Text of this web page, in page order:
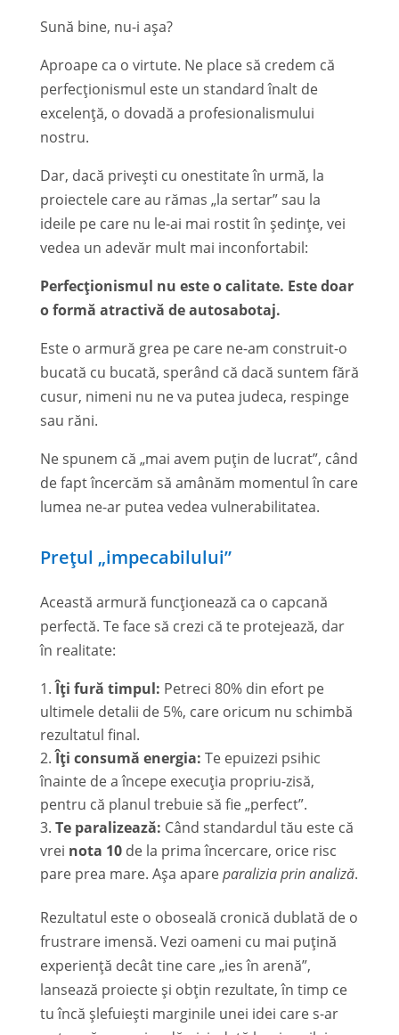
Sună bine, nu-i așa?
Aproape ca o virtute. Ne place să credem că
perfecționismul este un standard înalt de
excelență, o dovadă a profesionalismului
nostru.
Dar, dacă privești cu onestitate în urmă, la
proiectele care au rămas „la sertar” sau la
ideile pe care nu le-ai mai rostit în ședințe, vei
vedea un adevăr mult mai inconfortabil:
Perfecționismul nu este o calitate. Este doar
o formă atractivă de autosabotaj.
Este o armură grea pe care ne-am construit-o
bucată cu bucată, sperând că dacă suntem fără
cusur, nimeni nu ne va putea judeca, respinge
sau răni.
Ne spunem că „mai avem puțin de lucrat”, când
de fapt încercăm să amânăm momentul în care
lumea ne-ar putea vedea vulnerabilitatea.
Prețul „impecabilului”
Această armură funcționează ca o capcană
perfectă. Te face să crezi că te protejează, dar
în realitate:
Îți fură timpul: Petreci 80% din efort pe
ultimele detalii de 5%, care oricum nu schimbă
rezultatul final.
Îți consumă energia: Te epuizezi psihic
înainte de a începe execuția propriu-zisă,
pentru că planul trebuie să fie „perfect”.
Te paralizează: Când standardul tău este că
vrei nota 10de la prima încercare, orice risc
pare prea mare. Așa apareparalizia prin analiză.
Rezultatul este o oboseală cronică dublată de o
frustrare imensă. Vezi oameni cu mai puțină
experiență decât tine care „ies în arenă”,
lansează proiecte și obțin rezultate, în timp ce
tu încă șlefuiești marginile unei idei care s-ar